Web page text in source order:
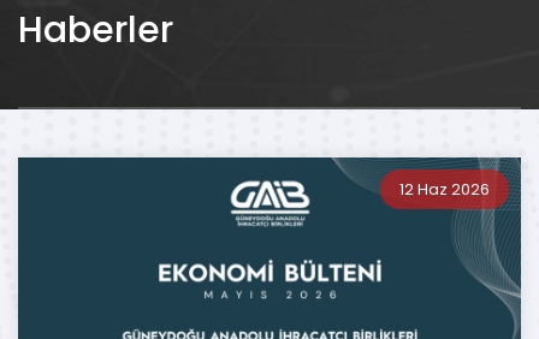
Haberler
12 Haz 2026